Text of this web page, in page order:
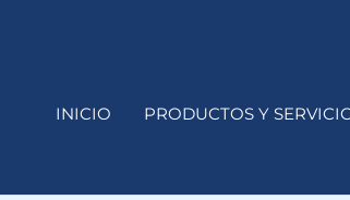
INICIO PRODUCTOS Y